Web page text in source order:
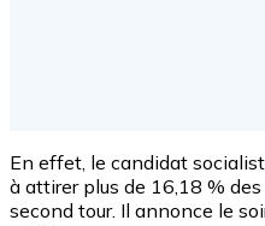
En effet, le candidat
à attirer plus de 16,18 %
second tour. Il annonce le